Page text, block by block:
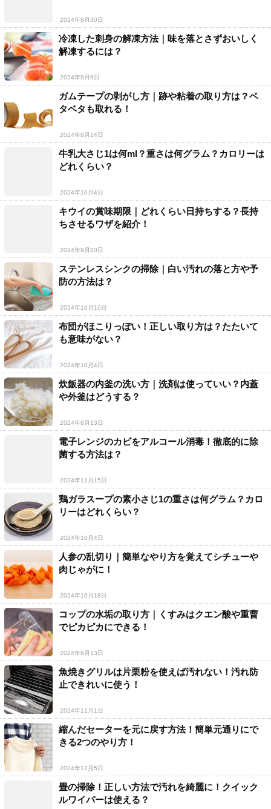
2024年8月30日
冷凍した刺身の解凍方法｜味を落とさずおいしく
解凍するには？
2024年9月6日
ガムテープの剥がし方｜跡や粘着の取り方は？ベ
タベタも取れる！
2024年8月24日
牛乳大さじ1は何ml？重さは何グラム？カロリーは
どれくらい？
2024年10月4日
キウイの賞味期限｜どれくらい日持ちする？長持
ちさせるワザを紹介！
2024年9月20日
ステンレスシンクの掃除｜白い汚れの落と方や予
防の方法は？
2024年10月10日
布団がほこりっぽい！正しい取り方は？たたいて
も意味がない？
2024年10月4日
炊飯器の内釜の洗い方｜洗剤は使っていい？内蓋
や外釜はどうする？
2024年8月13日
電子レンジのカビをアルコール消毒！徹底的に除
菌する方法は？
2024年11月15日
鶏ガラスープの素小さじ1の重さは何グラム？カロ
リーはどれくらい？
2024年10月4日
人参の乱切り｜簡単なやり方を覚えてシチューや
肉じゃがに！
2024年10月18日
コップの水垢の取り方｜くすみはクエン酸や重曹
でピカピカにできる！
2024年8月13日
魚焼きグリルは片栗粉を使えば汚れない！汚れ防
止できれいに使う！
2024年11月1日
縮んだセーターを元に戻す方法！簡単元通りにで
きる2つのやり方！
2024年12月5日
畳の掃除！正しい方法で汚れを綺麗に！クイック
ルワイパーは使える？